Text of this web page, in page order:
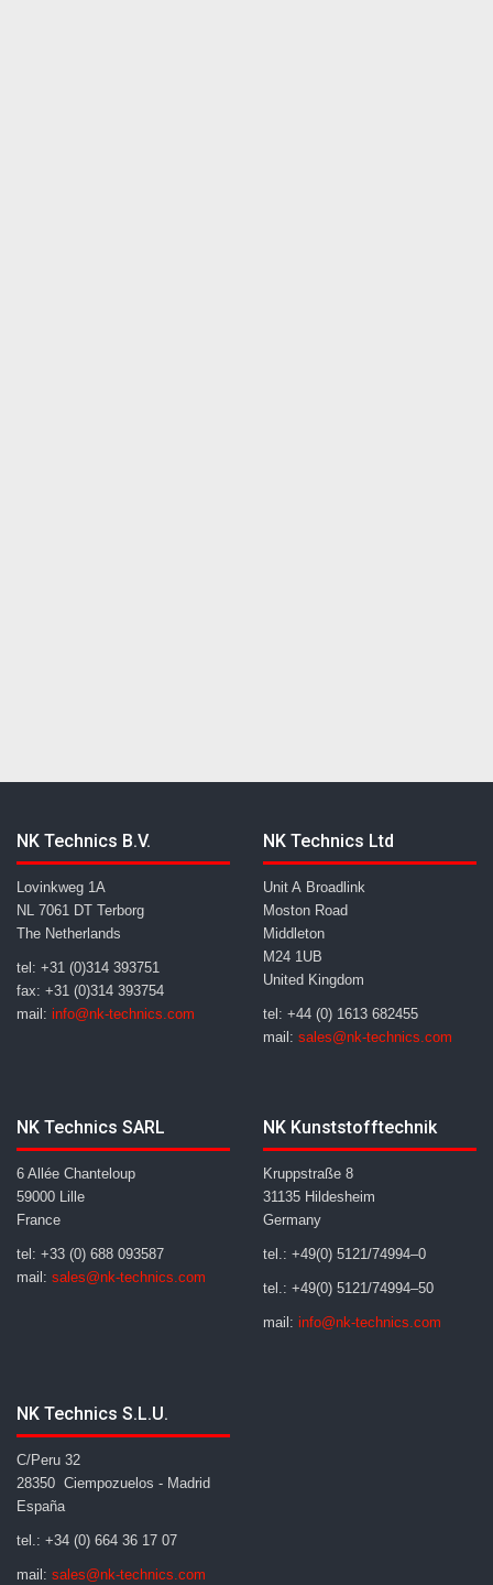
NK Technics B.V.
Lovinkweg 1A
NL 7061 DT Terborg
The Netherlands
tel: +31 (0)314 393751
fax: +31 (0)314 393754
mail: info@nk-technics.com
NK Technics Ltd
Unit A Broadlink
Moston Road
Middleton
M24 1UB
United Kingdom
tel: +44 (0) 1613 682455
mail: sales@nk-technics.com
NK Technics SARL
6 Allée Chanteloup
59000 Lille
France
tel: +33 (0) 688 093587
mail: sales@nk-technics.com
NK Kunststofftechnik
Kruppstraße 8
31135 Hildesheim
Germany
tel.: +49(0) 5121/74994–0
tel.: +49(0) 5121/74994–50
mail: info@nk-technics.com
NK Technics S.L.U.
C/Peru 32
28350 Ciempozuelos - Madrid
España
tel.: +34 (0) 664 36 17 07
mail: sales@nk-technics.com